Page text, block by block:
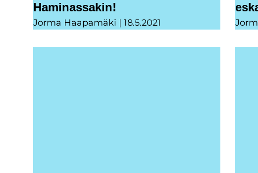
Haminassakin!
Jorma Haapamäki 18.5.2021